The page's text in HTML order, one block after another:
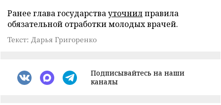
Ранее глава государствауточнилправила
обязательной отработки молодых врачей.
Текст: Дарья Григоренко
Подписывайтесь на наши
каналы